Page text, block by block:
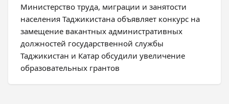
Министерство труда, миграции и занятости
населения Таджикистана объявляет конкурс на
замещение вакантных административных
должностей государственной службы
Таджикистан и Катар обсудили увеличение
образовательных грантов